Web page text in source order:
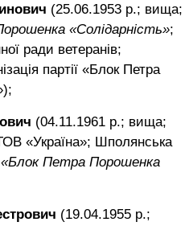
(25.06.1953 р.; вища;
«Солідарність»;
ради ветеранів;
партії «Блок Петра
(04.11.1961 р.; вища;
«Україна»; Шполянська
«Блок Петра Порошенка
(19.04.1955 р.;